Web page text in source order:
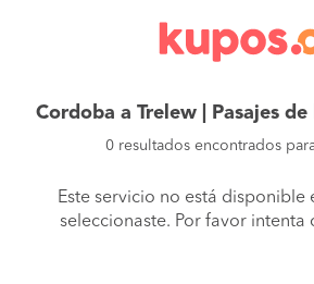
Cordoba a Trelew | Pasajes de
0 resultados encontrados
Este servicio no está disponible
seleccionaste. Por favor intenta